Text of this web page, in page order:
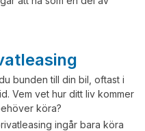
bunden till din bil, oftast i
Vem vet hur ditt liv kommer
köra?
ingår bara köra